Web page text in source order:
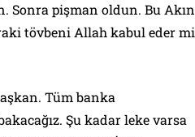
Sonra pişman oldun. Bu Akın
tövbeni Allah kabul eder mi
Tüm banka
Şu kadar leke varsa